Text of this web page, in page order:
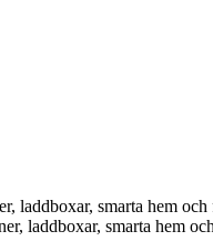
laddboxar, smarta hem
laddboxar, smarta hem